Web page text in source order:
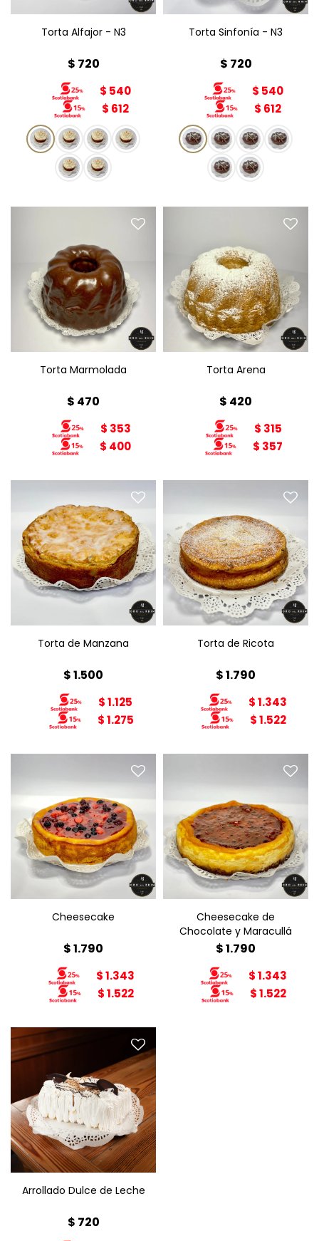
Torta Alfajor - N3
$ 720
$ 540
$ 612
Torta Sinfonía - N3
$ 720
$ 540
$ 612
Torta Marmolada
Peso: 450g
Diámetro: 15cm
Torta Marmolada
$ 470
$ 353
$ 400
Torta Arena
Diámetro: 15cm
Peso: 380g
Torta Arena
$ 420
$ 315
$ 357
Torta de Manzana
Diámetro: 22cm
Peso: 1,8kg
Torta de Manzana
$1.500
$1.125
$1.275
Torta de Ricota
Diámetro: 22cm
Peso: 1,8kg
Torta de Ricota
$1.790
$1.343
$1.522
Cheesecake
Diámetro: 22cm
Peso: 1,8kg
Cheesecake
$1.790
$1.343
$1.522
Cheesecake de Chocolate
y Maracullá
Diámetro: 22cm
Peso: 1,8kg
Cheesecake de
Chocolate y Maracullá
$1.790
$1.343
$1.522
Arrollado de bizcochuelo
de vainilla con relleno de
dulce de leche decorado
con merengue italiano y
chocolate.
Arrollado Dulce de Leche
$ 720